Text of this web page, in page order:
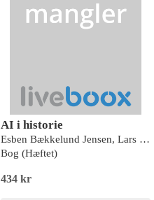
AI i historie
Esben Bækkelund Jensen, Lars Due Arnov
Bog (Hæftet)
434 kr